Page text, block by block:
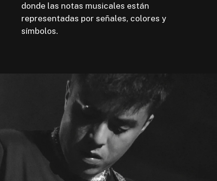
donde las notas musicales están
representadas por señales, colores y
símbolos.